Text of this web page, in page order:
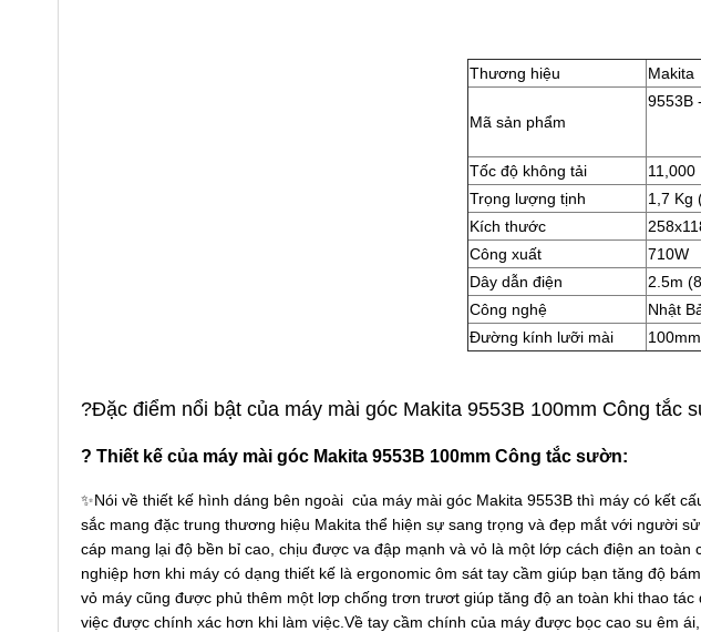
Thương hiệu Makita
Mã sản phẩm
9553B
Tốc độ không tải
11,000
Trọng lượng tịnh
1,7 Kg
Kích thước
Công xuất
710W
Dây dẫn điện
2.5m
Công nghệ
Nhật
Đường kính lưỡi mài
?Đặc điểm nổi bật của máy mài góc Makita 9553B 100mm Công tắc
? Thiết kế của máy mài góc Makita 9553B 100mm Công tắc sườn:
✨Nói về thiết kế hình dáng bên ngoài của máy mài góc Makita 9553B thì máy có kết
sắc mang đặc trung thương hiệu Makita thể hiện sự sang trọng và đẹp mắt với người
cáp mang lại độ bền bỉ cao, chịu được va đập mạnh và vỏ là một lớp cách điện an
nghiệp hơn khi máy có dạng thiết kế là ergonomic ôm sát tay cầm giúp bạn tăng độ
vỏ máy cũng được phủ thêm một lơp chống trơn trươt giúp tăng độ an toàn khi thao
việc được chính xác hơn khi làm việc.Về tay cầm chính của máy được bọc cao su êm